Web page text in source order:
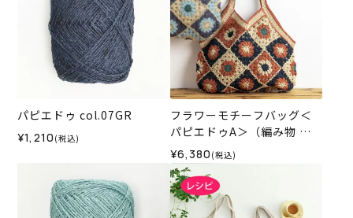
パピエドゥ col.07GR
¥1,210 (税込)
フラワーモチーフバッグ＜
パピエドゥA＞（編み物 材
料セット）
¥6,380 (税込)